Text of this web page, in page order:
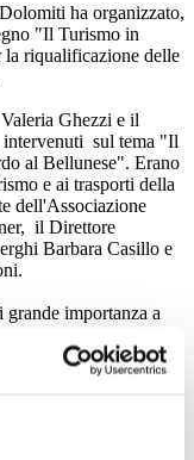
ha organizzato,
"Il Turismo in
riqualificazione delle
Ghezzi e il
intervenuti sul tema "Il
al Bellunese". Erano
e ai trasporti della
dell'Associazione
il Direttore
Barbara Casillo e
importanza a
veneta, finalizzate
di sviluppo,
e riqualificazione
il ‘Fondo